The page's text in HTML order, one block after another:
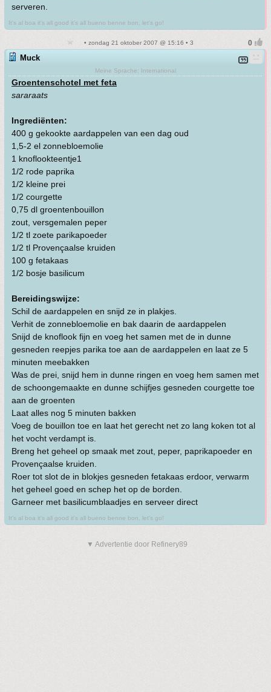
serveren.
It's al boa it's all good it's all bueno benne bon, let's go!
• zondag 21 oktober 2007 @ 15:16 • 3
Muck
Meine Sprache: International
Groentenschotel met feta
sararaats
Ingrediënten:
400 g gekookte aardappelen van een dag oud
1,5-2 el zonnebloemolie
1 knoflookteentje1
1/2 rode paprika
1/2 kleine prei
1/2 courgette
0,75 dl groentenbouillon
zout, versgemalen peper
1/2 tl zoete parikapoeder
1/2 tl Provençaalse kruiden
100 g fetakaas
1/2 bosje basilicum
Bereidingswijze:
Schil de aardappelen en snijd ze in plakjes.
Verhit de zonnebloemolie en bak daarin de aardappelen
Snijd de knoflook fijn en voeg het samen met de in dunne
gesneden reepjes parika toe aan de aardappelen en laat ze 5
minuten meebakken
Was de prei, snijd hem in dunne ringen en voeg hem samen met
de schoongemaakte en dunne schijfjes gesneden courgette toe
aan de groenten
Laat alles nog 5 minuten bakken
Voeg de bouillon toe en laat het gerecht net zo lang koken tot al
het vocht verdampt is.
Breng het geheel op smaak met zout, peper, paprikapoeder en
Provençaalse kruiden.
Roer tot slot de in blokjes gesneden fetakaas erdoor, verwarm
het geheel goed en schep het op de borden.
Garneer met basilicumblaadjes en serveer direct
It's al boa it's all good it's all bueno benne bon, let's go!
▼ Advertentie door Refinery89